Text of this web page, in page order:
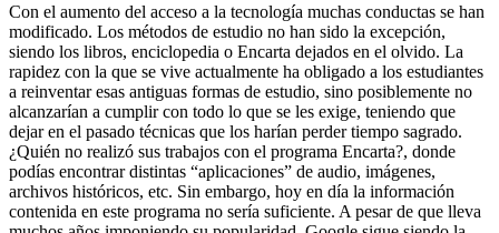
Con el aumento del acceso a la tecnología muchas conductas se han
modificado. Los métodos de estudio no han sido la excepción,
siendo los libros, enciclopedia o Encarta dejados en el olvido. La
rapidez con la que se vive actualmente ha obligado a los estudiantes
a reinventar esas antiguas formas de estudio, sino posiblemente no
alcanzarían a cumplir con todo lo que se les exige, teniendo que
dejar en el pasado técnicas que los harían perder tiempo sagrado.
¿Quién no realizó sus trabajos con el programa Encarta?, donde
podías encontrar distintas “aplicaciones” de audio, imágenes,
archivos históricos, etc. Sin embargo, hoy en día la información
contenida en este programa no sería suficiente. A pesar de que lleva